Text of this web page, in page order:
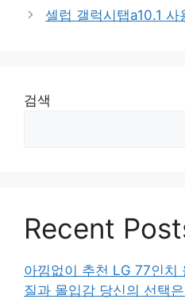
셀럽 갤럭시탭a10.1 사
검색
Recent
아낌없이 추천 LG 77인치
질과 몰입감 당신의 선택